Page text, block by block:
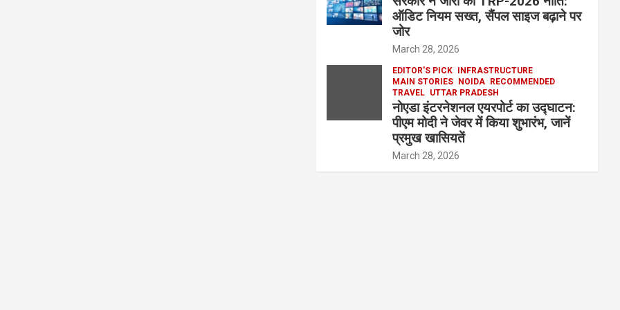
ऑडिट नियम सख्त, सैंपल साइज बढ़ाने पर
जोर
March 28, 2026
EDITOR'S PICK INFRASTRUCTURE
MAIN STORIES NOIDA RECOMMENDED
TRAVEL UTTAR PRADESH
नोएडा इंटरनेशनल एयरपोर्ट का उद्घाटन:
पीएम मोदी ने जेवर में किया शुभारंभ, जानें
प्रमुख खासियतें
March 28, 2026